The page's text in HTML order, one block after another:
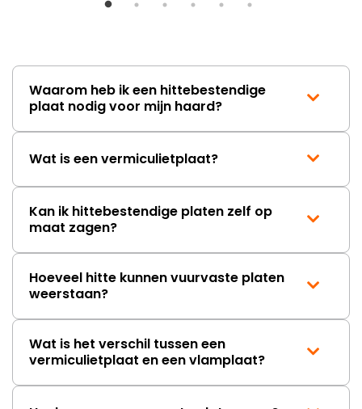
Waarom heb ik een hittebestendige
plaat nodig voor mijn haard?
Wat is een vermiculietplaat?
Kan ik hittebestendige platen zelf op
maat zagen?
Hoeveel hitte kunnen vuurvaste platen
weerstaan?
Wat is het verschil tussen een
vermiculietplaat en een vlamplaat?